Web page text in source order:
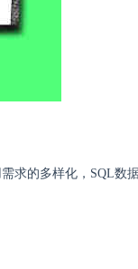
求的多样化，SQL数